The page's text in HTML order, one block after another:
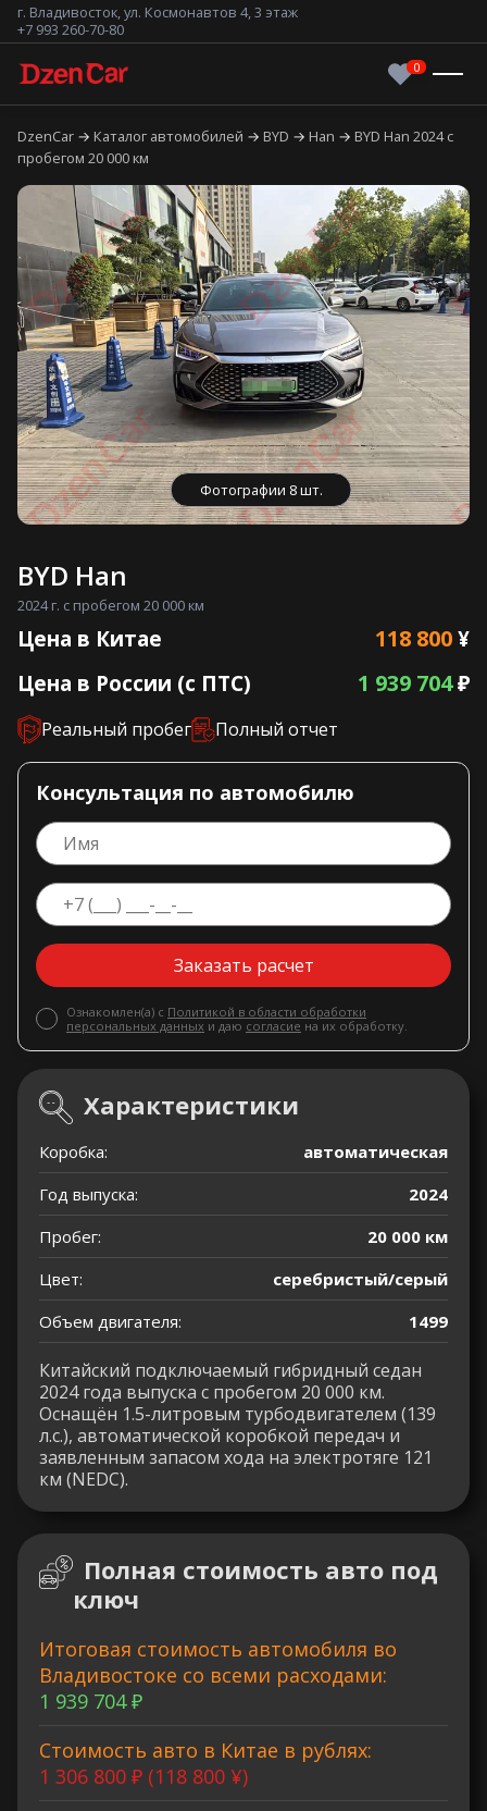
г. Владивосток, ул. Космонавтов 4, 3 этаж
+7 993 260-70-80
DzenCar Каталог автомобилей BYD Han
BYD Han 2024 с
пробегом 20 000 км
Фотографии 8 шт.
BYD Han
2024 г. с пробегом 20 000 км
Цена в Китае 118 800¥
Цена в России (с ПТС)
1 939 704₽
Реальный пробег Полный отчет
Консультация по автомобилю
Заказать расчет
Ознакомлен(а) с Политикой в области обработки
персональных данных и даю согласие на их обработку.
Характеристики
Коробка:
автоматическая
Год выпуска:
2024
Пробег:
20 000 км
Цвет:
серебристый/серый
Объем двигателя:
1499
Китайский подключаемый гибридный седан
2024 года выпуска с пробегом 20 000 км.
Оснащён 1.5-литровым турбодвигателем (139
л.с.), автоматической коробкой передач и
заявленным запасом хода на электротяге 121
км (NEDC).
Полная стоимость авто под
ключ
Итоговая стоимость автомобиля во
Владивостоке со всеми расходами:
1 939 704 ₽
Стоимость авто в Китае в рублях:
1 306 800 ₽ (118 800 ¥)